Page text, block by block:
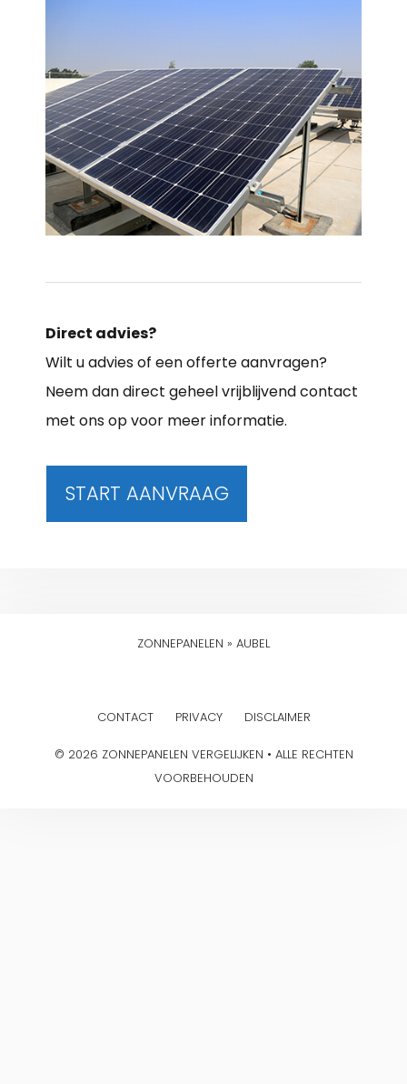
Direct advies?
Wilt u advies of een offerte aanvragen?
Neem dan direct geheel vrijblijvend contact
met ons op voor meer informatie.
START AANVRAAG
ZONNEPANELEN » AUBEL
CONTACT PRIVACY DISCLAIMER
© 2026 ZONNEPANELEN VERGELIJKEN • ALLE RECHTEN
VOORBEHOUDEN